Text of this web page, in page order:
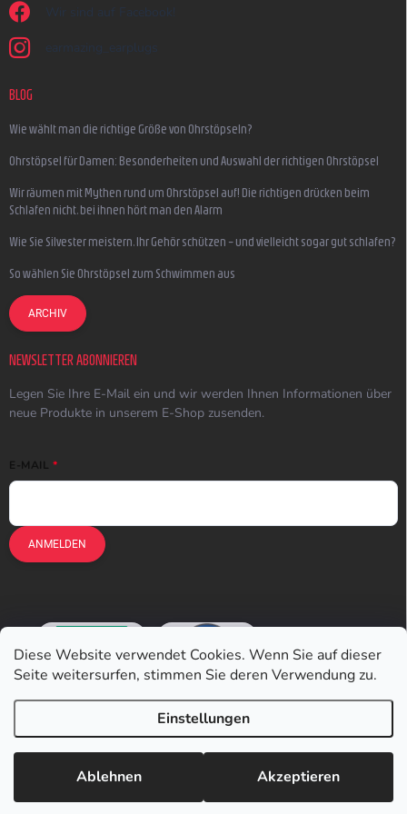
Diese Website verwendet Cookies. Wenn Sie auf dieser
Seite weitersurfen, stimmen Sie deren Verwendung zu.
Einstellungen
Ablehnen Akzeptieren
Wir sind auf Facebook!
earmazing_earplugs
BLOG
Wie wählt man die richtige Größe von Ohrstöpseln?
Ohrstöpsel für Damen: Besonderheiten und Auswahl der richtigen Ohrstöpsel
Wir räumen mit Mythen rund um Ohrstöpsel auf! Die richtigen drücken beim
Schlafen nicht, bei ihnen hört man den Alarm
Wie Sie Silvester meistern, Ihr Gehör schützen – und vielleicht sogar gut schlafen?
So wählen Sie Ohrstöpsel zum Schwimmen aus
ARCHIV
NEWSLETTER ABONNIEREN
Legen Sie Ihre E-Mail ein und wir werden Ihnen Informationen über
neue Produkte in unserem E-Shop zusenden.
E-MAIL
ANMELDEN
Erstellt von Shoptet
Copyright 2026 . Alle Rechte vorbehalten.